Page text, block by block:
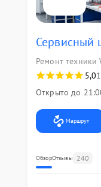
Сервисный
Ремонт
5,0
Открыто до
Маршрут
ОбзорОтзывы 240